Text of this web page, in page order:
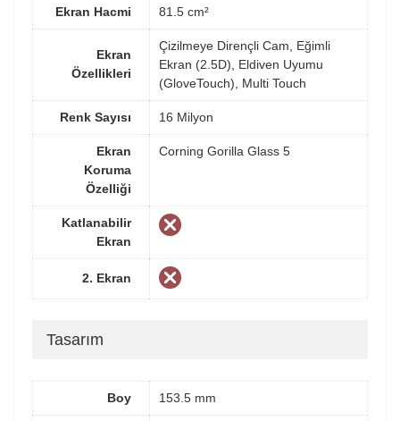
Ekran Hacmi 81.5 cm²
Ekran
Özellikleri
Çizilmeye Dirençli Cam, Eğimli
Ekran (2.5D), Eldiven Uyumu
(GloveTouch), Multi Touch
Renk Sayısı 16 Milyon
Ekran
Koruma
Özelliği
Corning Gorilla Glass 5
Katlanabilir
Ekran
2. Ekran
Tasarım
Boy 153.5 mm